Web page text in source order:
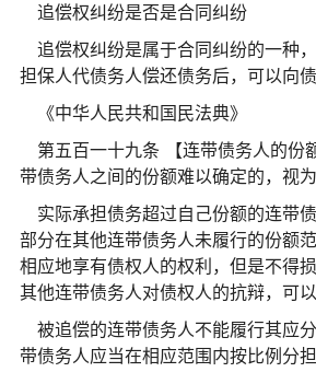
追偿权纠纷是否是合同纠纷
追偿权纠纷是属于合同纠纷的一种
担保人代债务人偿还债务后，可以向债
《中华人民共和国民法典》
第五百一十九条 【连带债务人的份
带债务人之间的份额难以确定的，视为
实际承担债务超过自己份额的连带
部分在其他连带债务人未履行的份额
相应地享有债权人的权利，但是不得
其他连带债务人对债权人的抗辩，可
被追偿的连带债务人不能履行其应
带债务人应当在相应范围内按比例分担